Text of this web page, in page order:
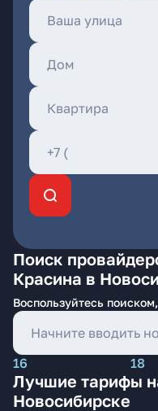
Поиск
Красина в
Воспользуйтесь
16 18
Лучшие тарифы
Новосибирске